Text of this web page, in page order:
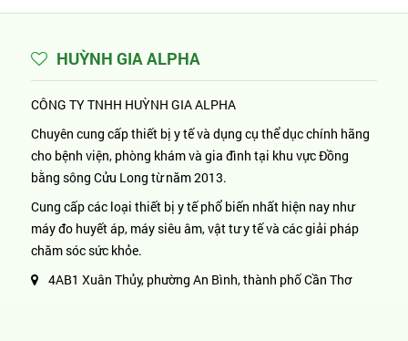
HUỲNH GIA ALPHA
CÔNG TY TNHH HUỲNH GIA ALPHA
Chuyên cung cấp thiết bị y tế và dụng cụ thể dục chính hãng
cho bệnh viện, phòng khám và gia đình tại khu vực Đồng
bằng sông Cửu Long từ năm 2013.
Cung cấp các loại thiết bị y tế phổ biến nhất hiện nay như
máy đo huyết áp, máy siêu âm, vật tư y tế và các giải pháp
chăm sóc sức khỏe.
4AB1 Xuân Thủy, phường An Bình, thành phố Cần Thơ